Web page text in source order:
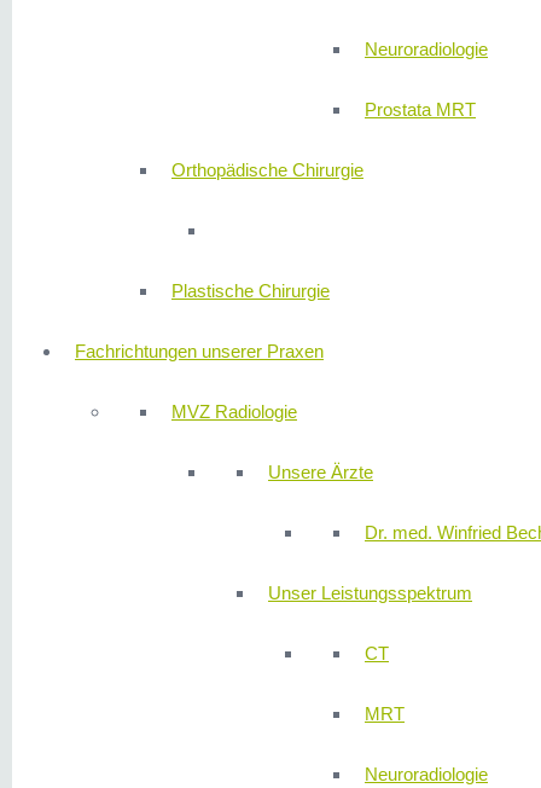
Neuroradiologie
Prostata MRT
Orthopädische Chirurgie
Plastische Chirurgie
Fachrichtungen unserer Praxen
MVZ Radiologie
Unsere Ärzte
Dr. med. Winfried
Unser Leistungsspektrum
CT
MRT
Neuroradiologie